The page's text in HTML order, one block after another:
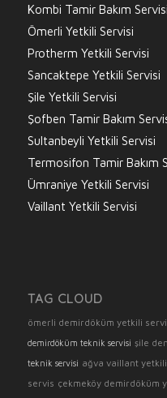
Kombi Tamir Bakım Servisi
Ömerli Yetkili Servisi
Protherm Yetkili Servisi
Sancaktepe Yetkili Servisi
Şile Yetkili Servisi
Şofben Tamir Bakım
Sultanbeyli Yetkili Servisi
Termosifon Tamir Bakım
Ümraniye Yetkili Servisi
Vaillant Yetkili Servisi
TAG CLOUD
ömerli demirdöküm yetkili
demirdöküm teknik servisi şile
teknik servisi ağva vaillant
servis çekmeköy demirdöküm